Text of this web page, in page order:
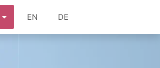
EN DE